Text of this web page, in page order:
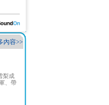
內容>>
梨成
、帶